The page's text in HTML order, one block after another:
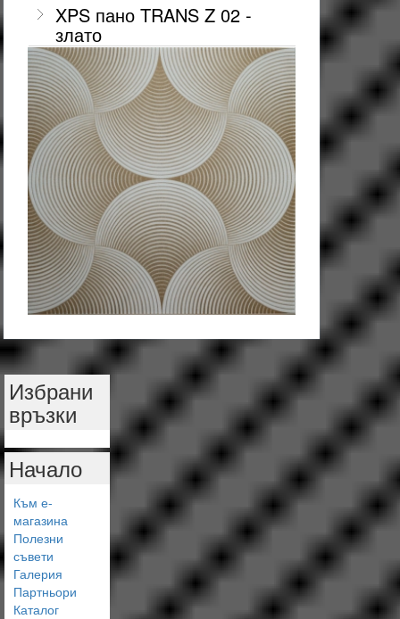
XPS пано TRANS Z 02 -
злато
Избрани
връзки
Начало
Към е-
магазина
Полезни
съвети
Галерия
Партньори
Каталог